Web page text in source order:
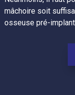
mâchoire soit
osseuse pré-